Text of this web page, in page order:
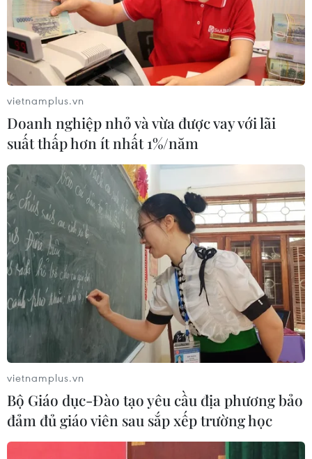
vietnamplus.vn
Doanh nghiệp nhỏ và vừa được vay với lãi
suất thấp hơn ít nhất 1%/năm
vietnamplus.vn
Bộ Giáo dục-Đào tạo yêu cầu địa phương bảo
đảm đủ giáo viên sau sắp xếp trường học